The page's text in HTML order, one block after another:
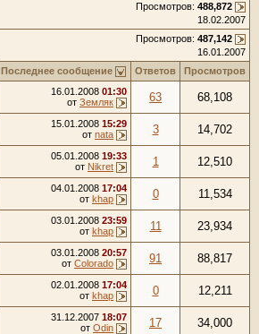
Просмотров: 488,872
18.02.2007
Просмотров: 487,142
16.01.2007
Последнее сообщение Ответов Просмотров
16.01.2008 01:30
от Земляк 63
68,108
15.01.2008 15:29
от nata 3
14,702
05.01.2008 19:33
от Nikret 1
12,510
04.01.2008 17:04
от khap 0
11,534
03.01.2008 23:59
от khap 11
23,934
03.01.2008 20:57
от Colorado 91
88,817
02.01.2008 17:04
от khap 0
12,211
31.12.2007 18:07
от Odin 17
34,000